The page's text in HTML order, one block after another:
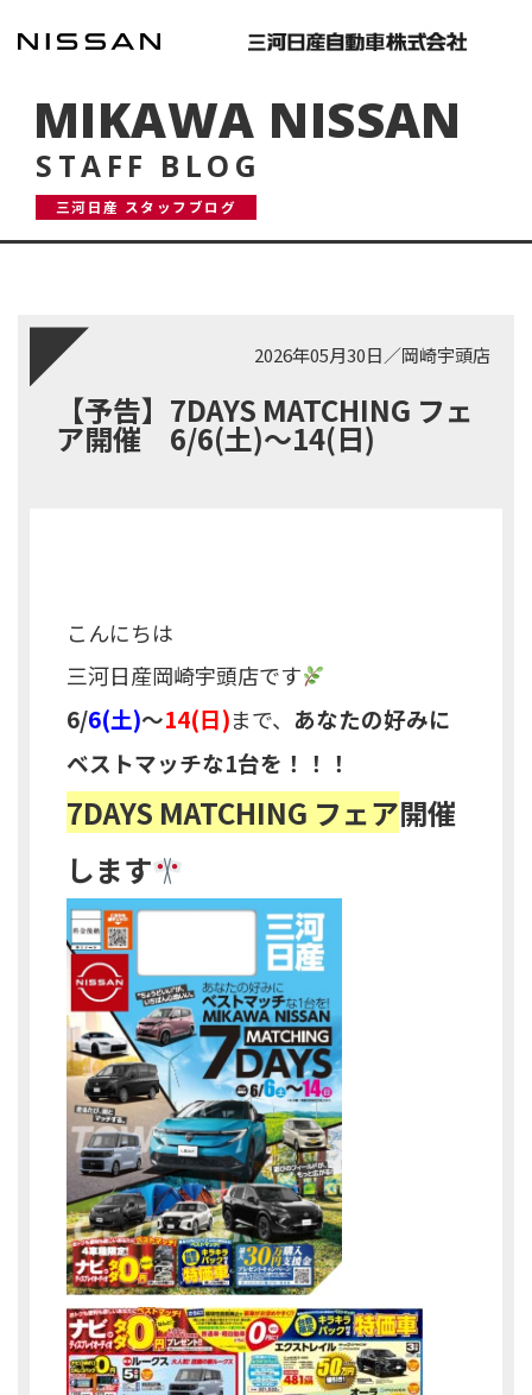
MIKAWA NISSAN
STAFF BLOG
三河日産 スタッフブログ
2026年05月30日／岡崎宇頭店
【予告】7DAYS MATCHING フェ
ア開催 6/6(土)～14(日)
こんにちは
三河日産岡崎宇頭店です
6/6(土)～14(日)まで、 あなたの好みに
ベストマッチな1台を！！！
7DAYS MATCHING フェア開催
します